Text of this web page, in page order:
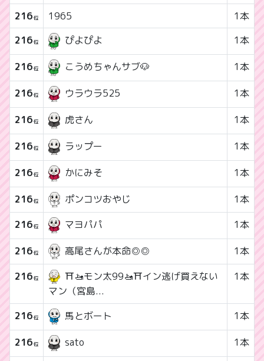
216位 1965
1本
216位 ぴよぴよ 1本
216位 こうめちゃんサブ🐶 1本
216位 ウラウラ525 1本
216位 虎さん 1本
216位 ラップー 1本
216位 かにみそ 1本
216位 ポンコツおやじ
1本
216位 マヨパパ 1本
216位 高尾さんが本命◎◎
1本
216位
⛩️🚤モン太99🚤⛩️イン逃げ買えない
マン（宮島...
1本
216位 馬とボート 1本
216位 sato 1本